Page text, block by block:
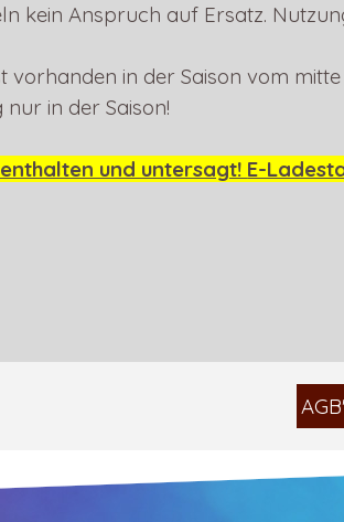
kein Anspruch auf Ersatz.
in der Saison vom
in der Saison!
und untersagt! E-